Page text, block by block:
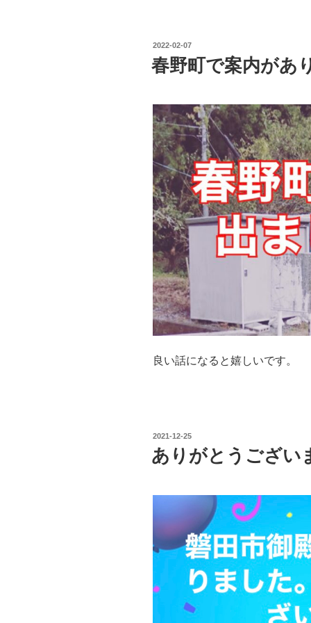
投
稿
日:
2022-02-07
春野町で案内があ
良い話になると嬉しいです。
投
稿
日:
2021-12-25
ありがとうござい